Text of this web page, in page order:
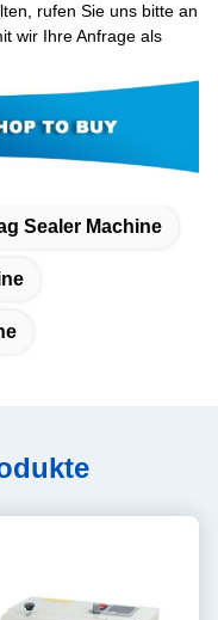
rufen Sie uns bitte an
wir Ihre Anfrage als
Sealer Machine